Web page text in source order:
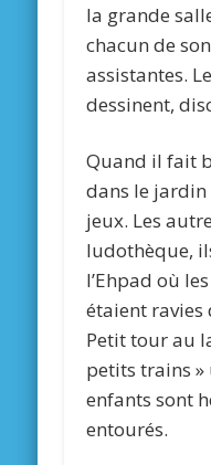
la grande
chacun de
assistantes.
dessinent,
Quand il fait
dans le jardin
jeux. Les
ludothèque,
l’Ehpad où
étaient ravies
Petit tour au
petits trains »
enfants sont
entourés.